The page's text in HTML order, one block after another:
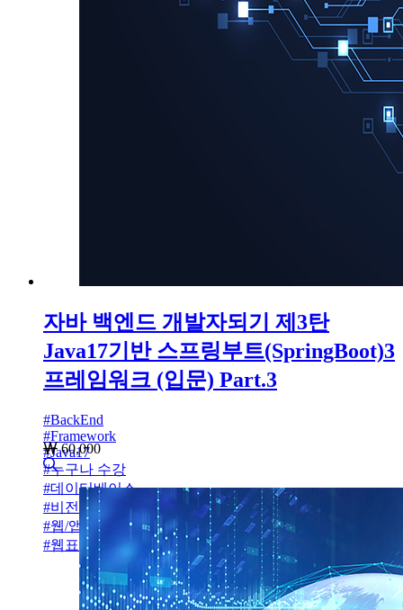
자바 백엔드 개발자되기 제3탄
Java17기반 스프링부트(SpringBoot)3
프레임워크 (입문) Part.3
#BackEnd
#Framework
#Java17
#누구나 수강
#데이터베이스
#비전공자설계
#웹/앱설계
#웹표준
60,000